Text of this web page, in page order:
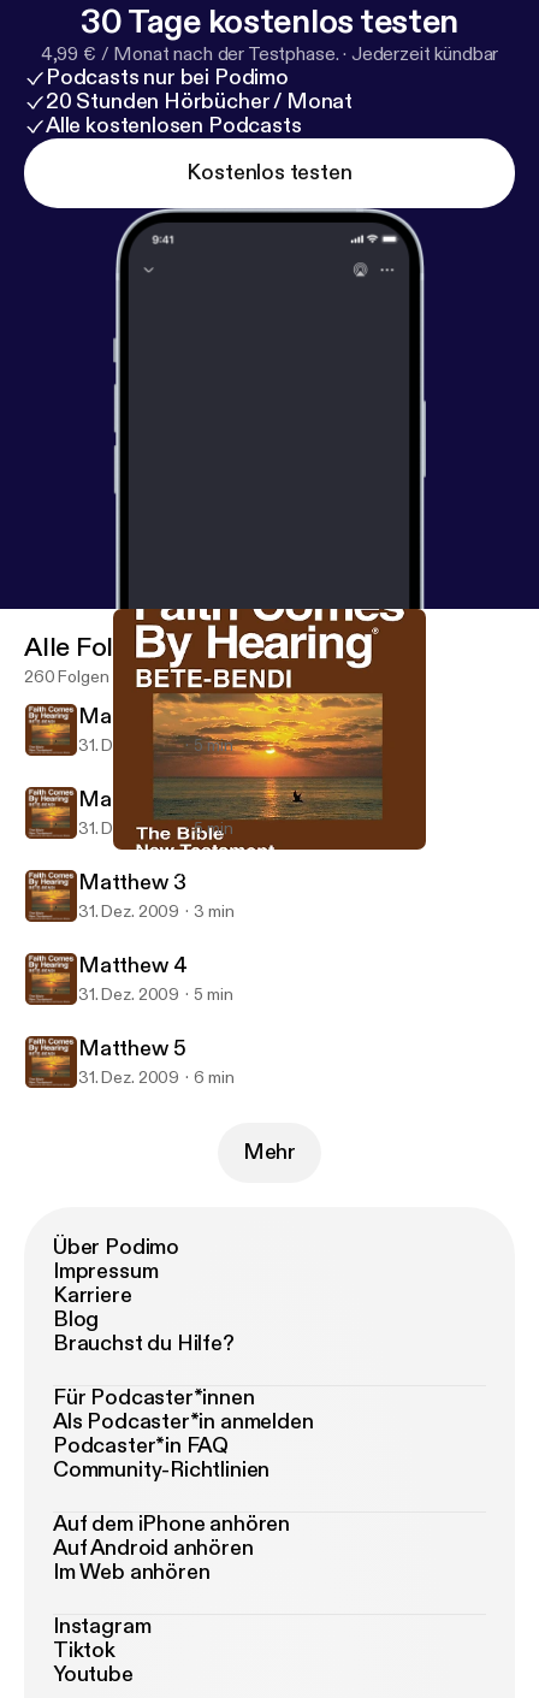
30 Tage kostenlos testen
4,99 € / Monat nach der Testphase. · Jederzeit kündbar
Podcasts nur bei Podimo
20 Stunden Hörbücher / Monat
Alle kostenlosen Podcasts
Kostenlos testen
Bete-Bendi Bible (Dramatized)
Alle Folgen
260 Folgen
Matthew 1
31. Dez. 2009 5 min
Matthew 2
31. Dez. 2009 5 min
Matthew 3
31. Dez. 2009 3 min
Matthew 4
31. Dez. 2009 5 min
Matthew 5
31. Dez. 2009 6 min
Mehr
Über Podimo
Impressum
Karriere
Blog
Brauchst du Hilfe?
Für Podcaster*innen
Als Podcaster*in anmelden
Podcaster*in FAQ
Community-Richtlinien
Auf dem iPhone anhören
Auf Android anhören
Im Web anhören
Instagram
Tiktok
Youtube